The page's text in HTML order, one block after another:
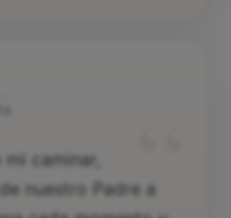
“
caminar,
nuestro Padre a